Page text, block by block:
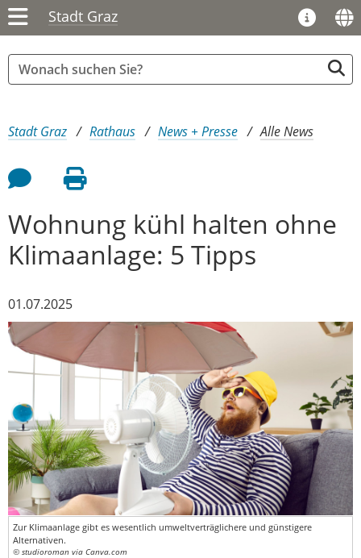
Stadt Graz
Sie sind hier:
Stadt Graz Rathaus News + Presse Alle News
Feedback an Autor
Seite drucken
Wohnung kühl halten ohne
Klimaanlage: 5 Tipps
01.07.2025
Zur Klimaanlage gibt es wesentlich umweltverträglichere und günstigere
Alternativen.
© studioroman via Canva.com